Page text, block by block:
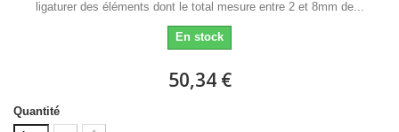
ligaturer des éléments dont le total mesure entre 2 et 8mm de...
En stock
50,34 €
Quantité